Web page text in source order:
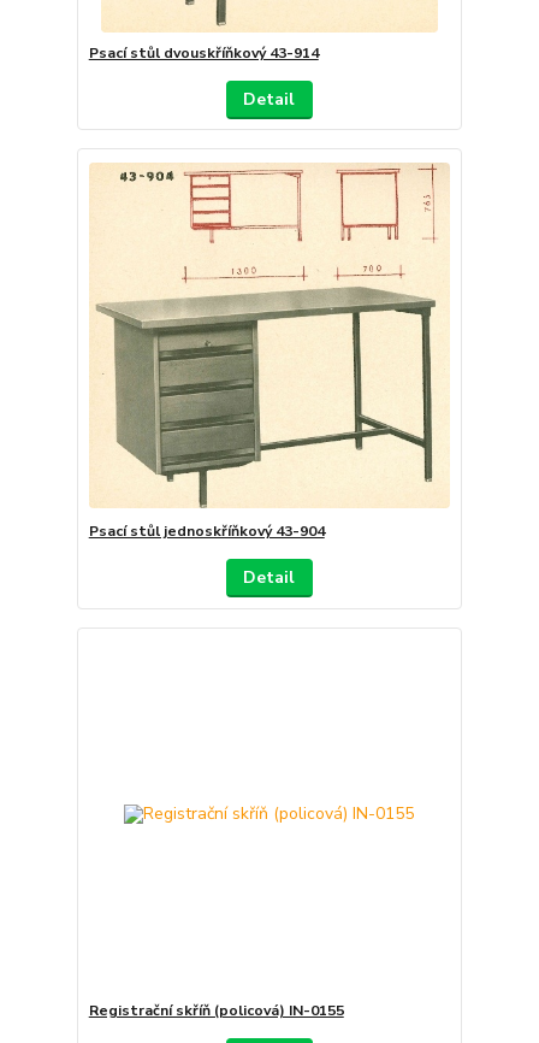
Psací stůl dvouskříňkový 43-914
Detail
Psací stůl jednoskříňkový 43-904
Detail
Registrační skříň (policová) IN-0155